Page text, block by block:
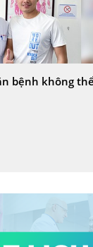
bệnh không